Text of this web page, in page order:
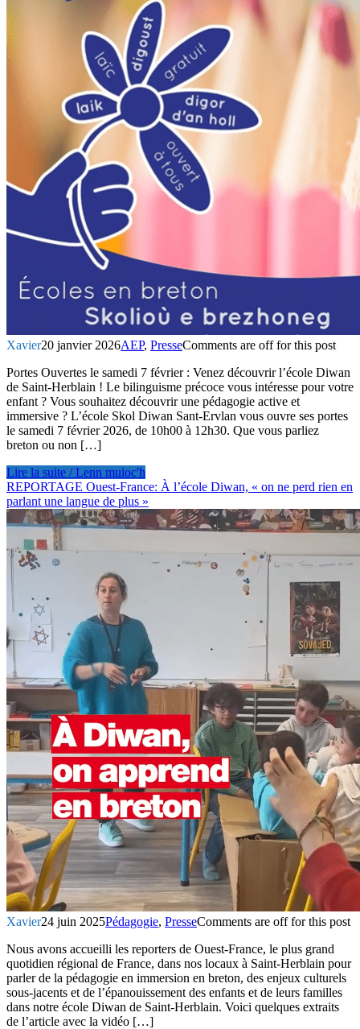
Xavier20 janvier 2026AEP, PresseComments are off for this post
Portes Ouvertes le samedi 7 février : Venez découvrir l’école Diwan
de Saint-Herblain ! Le bilinguisme précoce vous intéresse pour votre
enfant ? Vous souhaitez découvrir une pédagogie active et
immersive ? L’école Skol Diwan Sant-Ervlan vous ouvre ses portes
le samedi 7 février 2026, de 10h00 à 12h30. Que vous parliez
breton ou non […]
Lire la suite / Lenn muioc'h
REPORTAGE Ouest-France: À l’école Diwan, « on ne perd rien en
parlant une langue de plus »
Xavier24 juin 2025Pédagogie, PresseComments are off for this post
Nous avons accueilli les reporters de Ouest-France, le plus grand
quotidien régional de France, dans nos locaux à Saint-Herblain pour
parler de la pédagogie en immersion en breton, des enjeux culturels
sous-jacents et de l’épanouissement des enfants et de leurs familles
dans notre école Diwan de Saint-Herblain. Voici quelques extraits
de l’article avec la vidéo […]